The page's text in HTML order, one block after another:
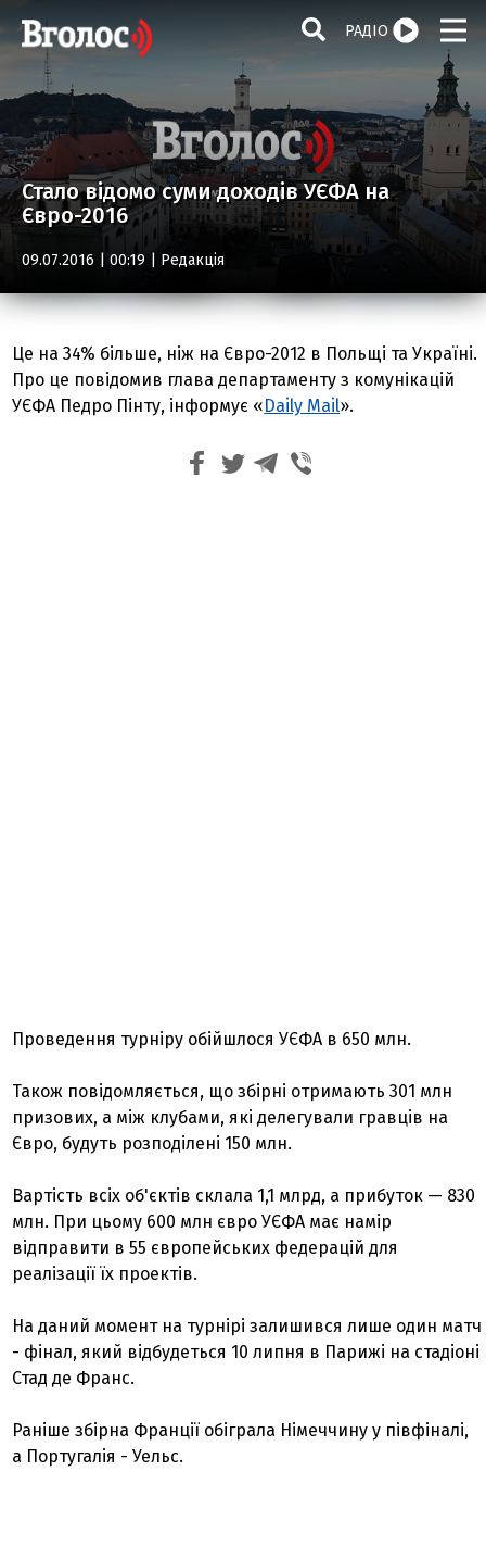
РАДІО
Стало відомо суми доходів УЄФА на
Євро-2016
09.07.2016 | 00:19 | Редакція
Це на 34% більше, ніж на Євро-2012 в Польщі та Україні.
Про це повідомив глава департаменту з комунікацій
УЄФА Педро Пінту, інформує «Daily Mail».
Проведення турніру обійшлося УЄФА в 650 млн.
Також повідомляється, що збірні отримають 301 млн
призових, а між клубами, які делегували гравців на
Євро, будуть розподілені 150 млн.
Вартість всіх об'єктів склала 1,1 млрд, а прибуток — 830
млн. При цьому 600 млн євро УЄФА має намір
відправити в 55 європейських федерацій для
реалізації їх проектів.
На даний момент на турнірі залишився лише один матч
- фінал, який відбудеться 10 липня в Парижі на стадіоні
Стад де Франс.
Раніше збірна Франції обіграла Німеччину у півфіналі,
а Португалія - Уельс.